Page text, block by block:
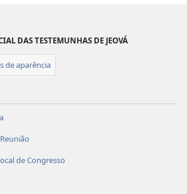
SENTINELASENTINELA
DAS TESTEMUNHAS DE JEOVÁ
de aparência
de Congresso